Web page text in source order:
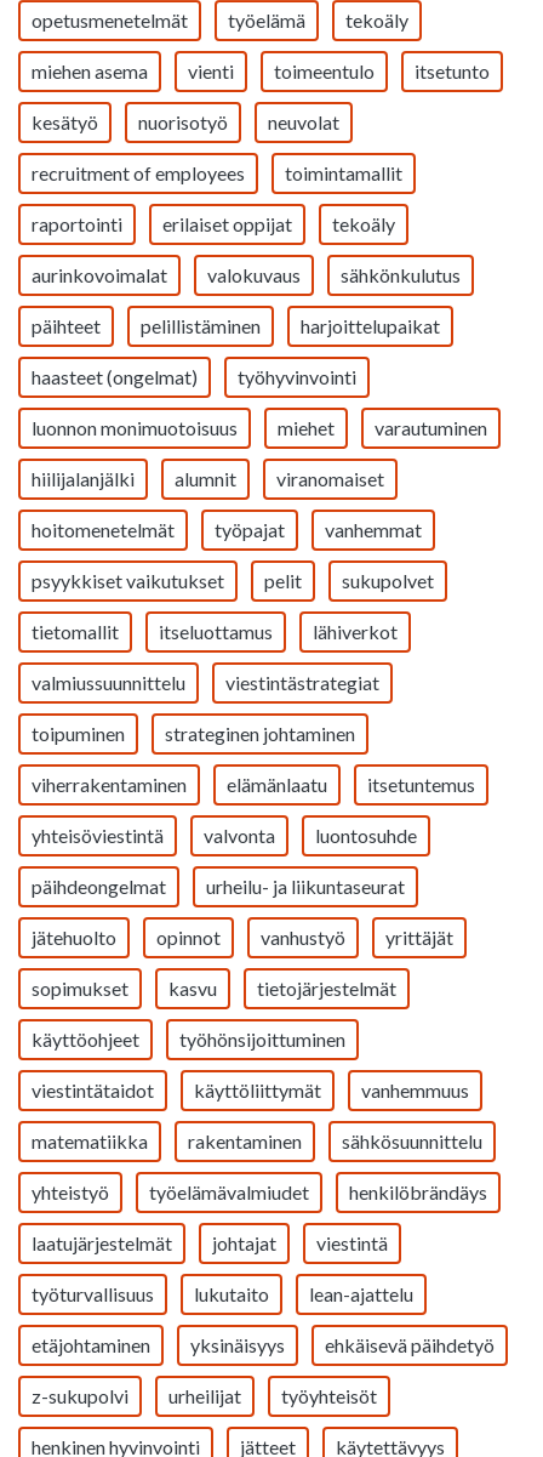
opetusmenetelmät työelämä tekoäly
miehen asema vienti toimeentulo itsetunto
kesätyö nuorisotyö neuvolat
recruitment of employees toimintamallit
raportointi erilaiset oppijat tekoäly
aurinkovoimalat valokuvaus sähkönkulutus
päihteet pelillistäminen harjoittelupaikat
haasteet (ongelmat) työhyvinvointi
luonnon monimuotoisuus miehet varautuminen
hiilijalanjälki alumnit viranomaiset
hoitomenetelmät työpajat vanhemmat
psyykkiset vaikutukset pelit sukupolvet
tietomallit itseluottamus lähiverkot
valmiussuunnittelu viestintästrategiat
toipuminen strateginen johtaminen
viherrakentaminen elämänlaatu itsetuntemus
yhteisöviestintä valvonta luontosuhde
päihdeongelmat urheilu- ja liikuntaseurat
jätehuolto opinnot vanhustyö yrittäjät
sopimukset kasvu tietojärjestelmät
käyttöohjeet työhönsijoittuminen
viestintätaidot käyttöliittymät vanhemmuus
matematiikka rakentaminen sähkösuunnittelu
yhteistyö työelämävalmiudet henkilöbrändäys
laatujärjestelmät johtajat viestintä
työturvallisuus lukutaito lean-ajattelu
etäjohtaminen yksinäisyys ehkäisevä päihdetyö
z-sukupolvi urheilijat työyhteisöt
henkinen hyvinvointi jätteet käytettävyys